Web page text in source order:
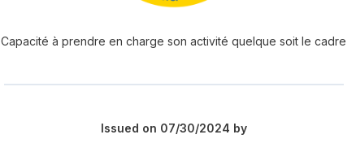
Capacité à prendre en charge son activité quelque soit le cadre
Issued on 07/30/2024 by